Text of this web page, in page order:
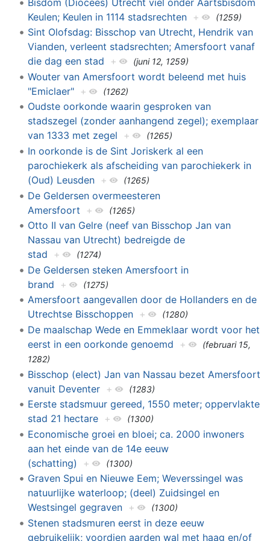
Keulen; Keulen in 1114 stadsrechten + (1259)
Sint Olofsdag: Bisschop van Utrecht, Hendrik van
Vianden, verleent stadsrechten; Amersfoort vanaf
die dag een stad + (juni 12, 1259)
Wouter van Amersfoort wordt beleend met huis
"Emiclaer" + (1262)
Oudste oorkonde waarin gesproken van
stadszegel (zonder aanhangend zegel); exemplaar
van 1333 met zegel + (1265)
In oorkonde is de Sint Joriskerk al een
parochiekerk als afscheiding van parochiekerk in
(Oud) Leusden + (1265)
De Geldersen overmeesteren
Amersfoort + (1265)
Otto II van Gelre (neef van Bisschop Jan van
Nassau van Utrecht) bedreigde de
stad + (1274)
De Geldersen steken Amersfoort in
brand + (1275)
Amersfoort aangevallen door de Hollanders en de
Utrechtse Bisschoppen + (1280)
De maalschap Wede en Emmeklaar wordt voor het
eerst in een oorkonde genoemd +
(februari 15,
1282)
Bisschop (elect) Jan van Nassau bezet Amersfoort
vanuit Deventer + (1283)
Eerste stadsmuur gereed, 1550 meter; oppervlakte
stad 21 hectare + (1300)
Economische groei en bloei; ca. 2000 inwoners
aan het einde van de 14e eeuw
(schatting)
+ (1300)
Graven Spui en Nieuwe Eem; Weverssingel was
natuurlijke waterloop; (deel) Zuidsingel en
Westsingel gegraven + (1300)
Stenen stadsmuren eerst in deze eeuw
gebruikelijk; voordien aarden wal met haag en/of